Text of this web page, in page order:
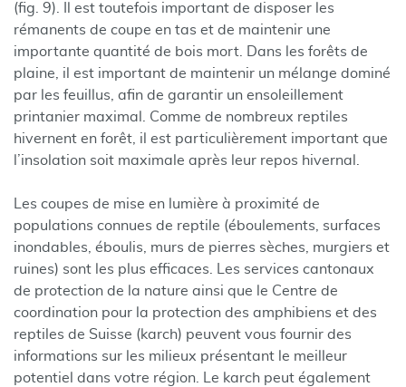
(fig. 9). Il est toutefois important de disposer les
rémanents de coupe en tas et de maintenir une
importante quantité de bois mort. Dans les forêts de
plaine, il est important de maintenir un mélange dominé
par les feuillus, afin de garantir un ensoleillement
printanier maximal. Comme de nombreux reptiles
hivernent en forêt, il est particulièrement important que
l’insolation soit maximale après leur repos hivernal.
Les coupes de mise en lumière à proximité de
populations connues de reptile (éboulements, surfaces
inondables, éboulis, murs de pierres sèches, murgiers et
ruines) sont les plus efficaces. Les services cantonaux
de protection de la nature ainsi que le Centre de
coordination pour la protection des amphibiens et des
reptiles de Suisse (karch) peuvent vous fournir des
informations sur les milieux présentant le meilleur
potentiel dans votre région. Le karch peut également